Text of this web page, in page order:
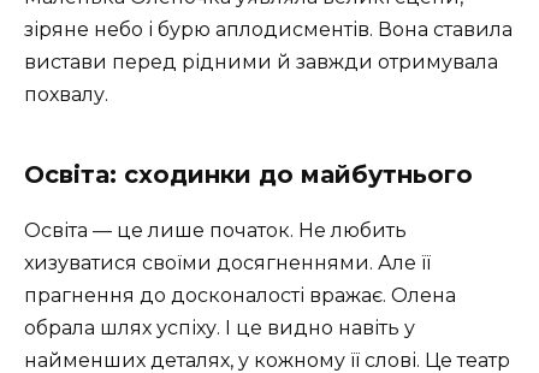
зіряне небо і бурю аплодисментів. Вона ставила
вистави перед рідними й завжди отримувала
похвалу.
Освіта: сходинки до майбутнього
Освіта — це лише початок. Не любить
хизуватися своїми досягненнями. Але її
прагнення до досконалості вражає. Олена
обрала шлях успіху. І це видно навіть у
найменших деталях, у кожному її слові. Це театр